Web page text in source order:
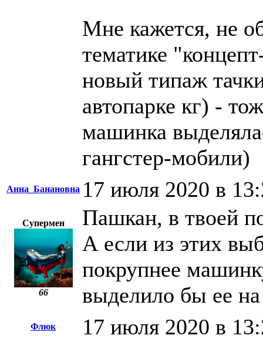
Мне кажется, не
тематике
новый типаж
автопарке кг) -
машинка
гангстер-мобили)
Анна_Банановна 17 июля 2020 в
Супермен
66
Пашкан, в твоей
А если из этих
покрупнее
выделило бы ее
Флюк 17 июля 2020 в